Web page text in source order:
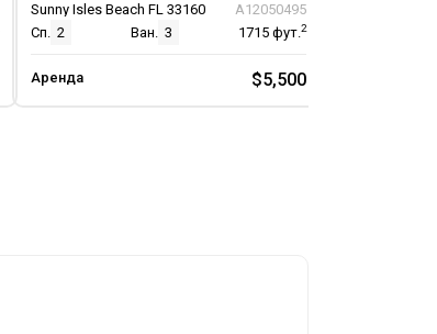
Sunny Isles Beach FL 33160
A12050495
Сп. 2 Ван. 3 1715 фут.2
Аренда $5,500